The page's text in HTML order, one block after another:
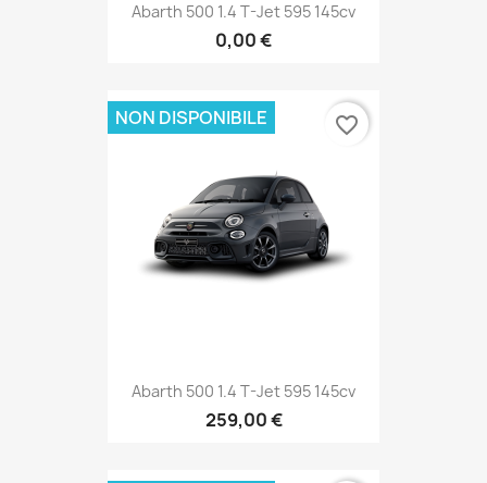
Abarth 500 1.4 T-Jet 595 145cv
0,00 €
Abarth 500 1.4 T-Jet 595 145cv
259,00 €
NON DISPONIBILE favorite_border